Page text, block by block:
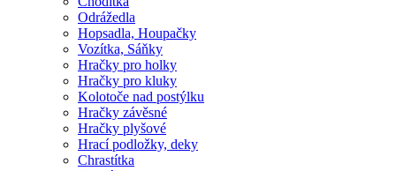
Odrážedla
Hopsadla, Houpačky
Vozítka, Sáňky
Hračky pro holky
Hračky pro kluky
Kolotoče nad postýlku
Hračky závěsné
Hračky plyšové
Hrací podložky, deky
Chrastítka